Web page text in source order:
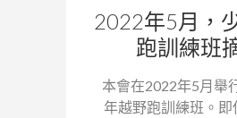
2022年5月，
跑訓練班
本會在2022年5月舉
年越野跑訓練班。即